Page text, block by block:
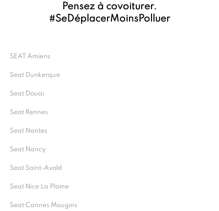
Pensez à covoiturer.
#SeDéplacerMoinsPolluer
SEAT Amiens
Seat Dunkerque
Seat Douai
Seat Rennes
Seat Nantes
Seat Nancy
Seat Saint-Avold
Seat Nice La Plaine
Seat Cannes Mougins